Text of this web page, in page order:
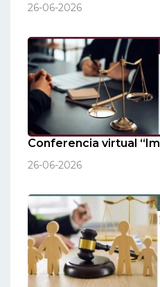
26-06-2026
Conferencia virtual
26-06-2026